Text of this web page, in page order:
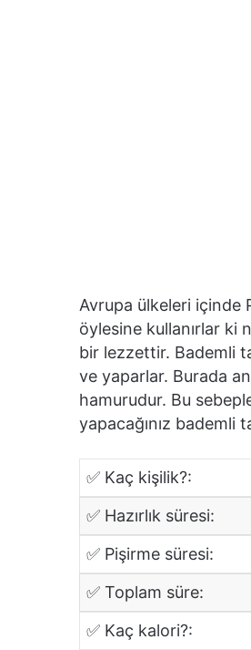
Avrupa ülkeleri içinde
öylesine kullanırlar ki
bir lezzettir. Bademli
ve yaparlar. Burada
hamurudur. Bu
yapacağınız bademli
✅ Kaç kişilik?:
✅ Hazırlık süresi:
✅ Pişirme süresi:
✅ Toplam süre:
✅ Kaç kalori?: